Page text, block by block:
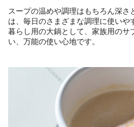
スープの温めや調理はもちろん深さ
は、毎日のさまざまな調理に使いや
暮らし用の大鍋として、家族用のサ
い、万能の使い心地です。